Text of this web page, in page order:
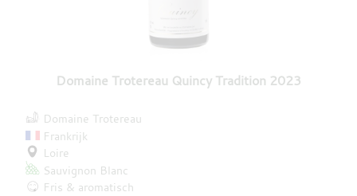
Domaine Trotereau Quincy Tradition 2023
Domaine Trotereau
Frankrijk
Loire
Sauvignon Blanc
Fris & aromatisch